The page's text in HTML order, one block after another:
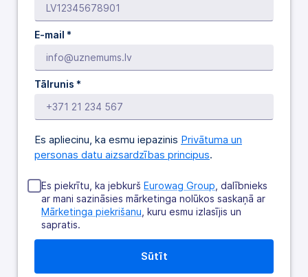
E-mail *
Tālrunis *
Es apliecinu, ka esmu iepazinis Privātuma un
personas datu aizsardzības principus.
Es piekrītu, ka jebkurš Eurowag Group , dalībnieks
ar mani sazināsies mārketinga nolūkos saskaņā ar
Mārketinga piekrišanu , kuru esmu izlasījis un
sapratis.